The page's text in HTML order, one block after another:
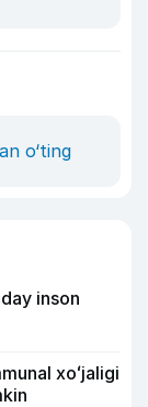
o‘ting
inson
xoʻjaligi